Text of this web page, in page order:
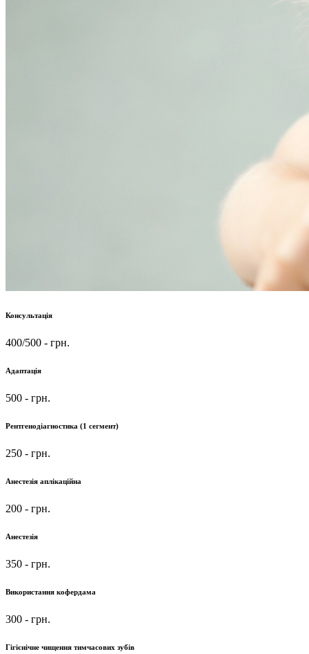
Консультація
400/500 - грн.
Адаптація
500 - грн.
Рентгенодіагностика (1 сегмент)
250 - грн.
Анестезія аплікаційна
200 - грн.
Анестезія
350 - грн.
Використання кофердама
300 - грн.
Гігієнічне чищення тимчасових зубів